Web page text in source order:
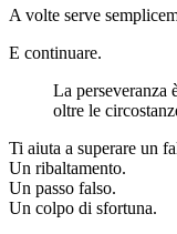
A volte serve
E continuare.
La perseveranza
oltre le
Ti aiuta a superare un
Un ribaltamento.
Un passo falso.
Un colpo di sfortuna.